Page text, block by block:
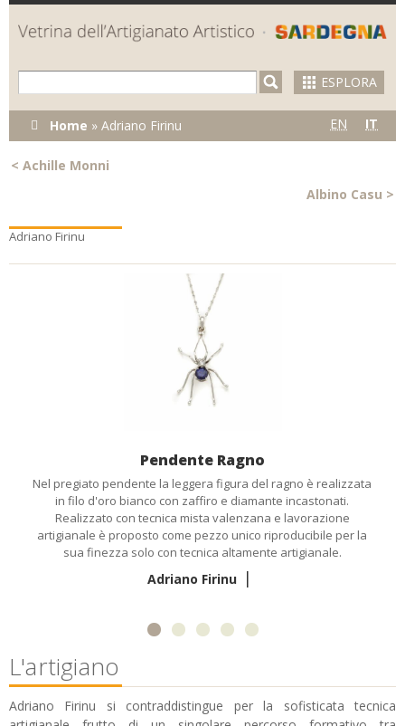
Skip to
main
content
ESPLORA
Tu sei qui
Home » Adriano Firinu EN IT
< Achille Monni
Albino Casu >
Adriano Firinu
Pendente Ragno
Nel pregiato pendente la leggera figura del ragno è realizzata
in filo d'oro bianco con zaffiro e diamante incastonati.
Realizzato con tecnica mista valenzana e lavorazione
artigianale è proposto come pezzo unico riproducibile per la
sua finezza solo con tecnica altamente artigianale.
Adriano Firinu |
L'artigiano
Adriano Firinu si contraddistingue per la sofisticata tecnica